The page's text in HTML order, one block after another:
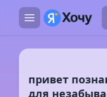
привет
для